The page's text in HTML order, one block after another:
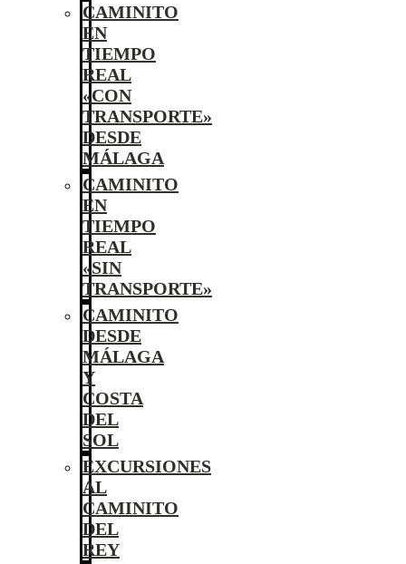
CAMINITO
EN
TIEMPO
REAL
«CON
TRANSPORTE»
DESDE
MÁLAGA
CAMINITO
EN
TIEMPO
REAL
«SIN
TRANSPORTE»
CAMINITO
DESDE
MÁLAGA
Y
COSTA
DEL
SOL
EXCURSIONES
AL
CAMINITO
DEL
REY